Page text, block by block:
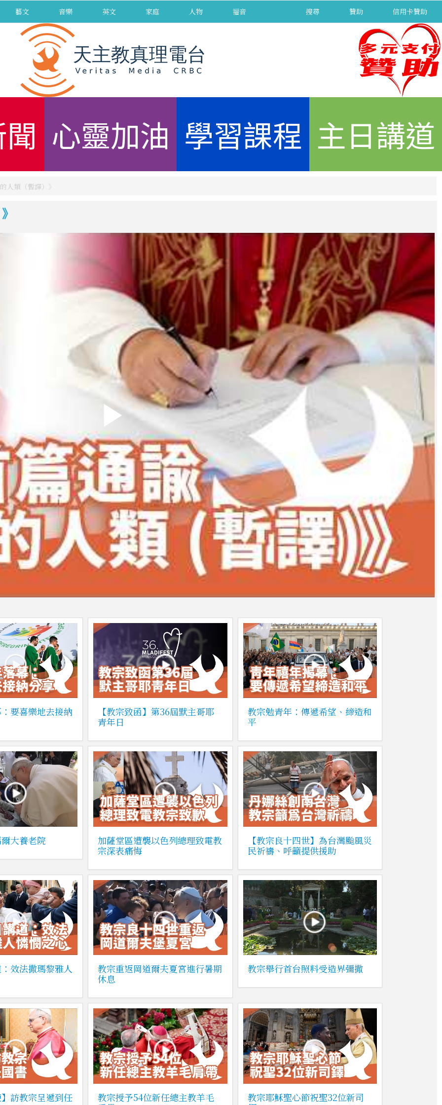
藝文 音樂 英文 家庭 人物 福音 搜尋 贊助 信用卡贊助
心靈加油 學習課程 主日講道
人類（暫譯）》
要喜樂地去接納
【教宗致函】第36屆默主哥耶
青年日
教宗勉青年：傳遞希望、締造和
平
大養老院
加薩堂區遭襲以色列總理致電教
宗深表痛悔
【教宗良十四世】為台灣颱風災
民祈禱、呼籲提供援助
效法撒瑪黎雅人
教宗重返岡道爾夫夏宮進行暑期
休息
教宗舉行首台照料受造界彌撒
訪教宗呈遞到任
教宗授予54位新任總主教羊毛
教宗耶穌聖心節祝聖32位新司